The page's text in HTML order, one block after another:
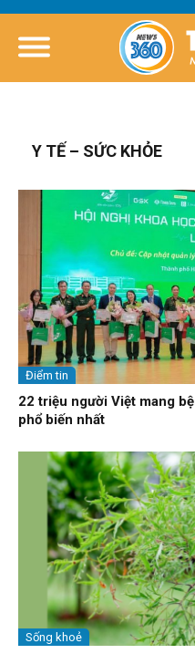
Y TẾ – SỨC KHỎE
Điểm tin
22 triệu người Việt mang
phổ biến nhất
Sống khoẻ